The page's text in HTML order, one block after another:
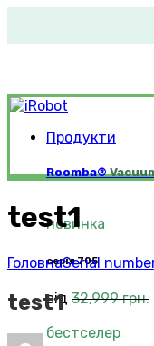
Продукти
Roomba®
новинка
серія 705
від 32,999грн.
бестселер
test1
ГоловнаSerial
test1